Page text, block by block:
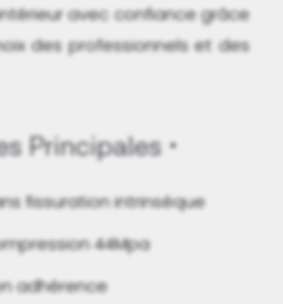
avec confiance grâce
des professionnels et des
Principales
fissuration intrinsèque
44Mpa
adhérence